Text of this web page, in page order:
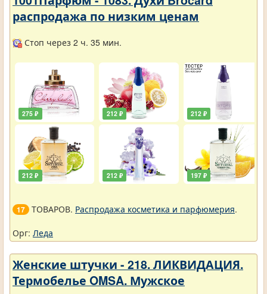
распродажа по низким ценам
Стоп через 2 ч. 35 мин.
275 ₽
212 ₽
212 ₽
212 ₽
212 ₽
197 ₽
17 ТОВАРОВ. Распродажа косметика и парфюмерия.
Орг: Леда
Женские штучки - 218. ЛИКВИДАЦИЯ.
Термобелье OMSA. Мужское